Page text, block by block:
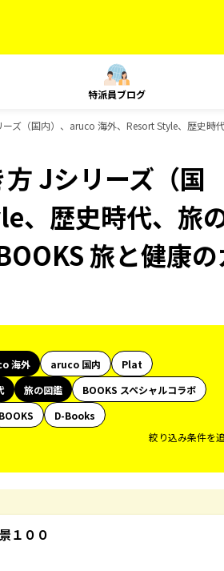
特派員ブログ
ズ（国内）、aruco 海外、Resort Style、歴史
Jシリーズ（国
、歴史時代、旅
旅と健康の
海外 aruco 国内
Plat
旅の図鑑
BOOKS スペシャルコラボ
BOOKS
D-Books
絞り込み条件を
１００